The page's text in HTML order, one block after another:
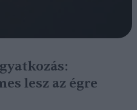
lesz az égre